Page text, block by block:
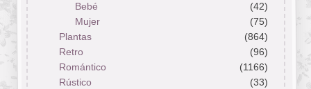
Bebé
(42)
Mujer
(75)
Plantas
(864)
Retro
(96)
Romántico
(1166)
Rústico
(33)